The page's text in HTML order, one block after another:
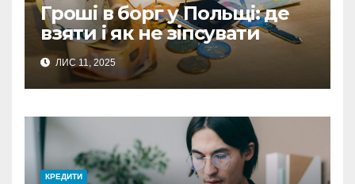
Гроші в борг у Польщі: де
взяти і як не зіпсувати
стосунки
ЛИС 11, 2025
КРЕДИТИ